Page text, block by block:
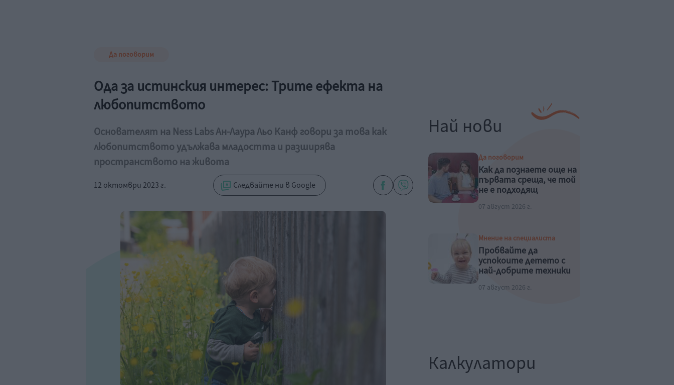
Да поговорим
Ода за истинския интерес: Трите ефекта на
любопитството
Основателят на Ness Labs Ан-Лаура Льо Канф говори за това как
любопитството удължава младостта и разширява
пространството на живота
12 октомври 2023 г. Следвайте ни в Google
Най нови
Да поговорим
Как да познаете още на
първата среща, че той
не е подходящ
07 август 2026 г.
Мнение на специалиста
Пробвайте да
успокоите детето с
най-добрите техники
07 август 2026 г.
Калкулатори